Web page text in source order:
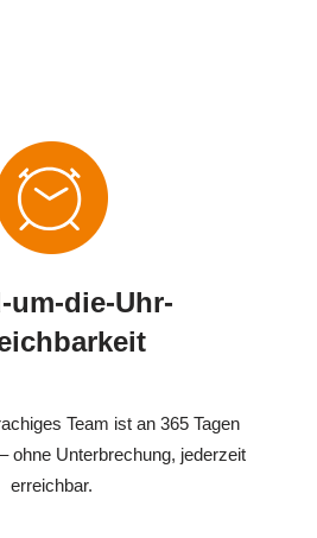
um-die-Uhr-
Team ist an 365 Tagen
ohne Unterbrechung, jederzeit
erreichbar.